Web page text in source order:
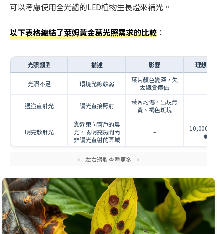
可以考慮使用全光譜的LED植物生長燈來補光。
以下表格總結了萊姆黃金葛光照需求的比較 ：
光照類型 描述 影響 理想光
光照不足 環境光線較弱
葉片顏色變深，失
去觀賞價值
過強直射光 陽光直接照射
葉片灼傷，出現焦
黃、褐色斑塊
明亮散射光
靠近東向窗戶的晨
光，或明亮房間內
非陽光直射的區域
–
10,000
勒克